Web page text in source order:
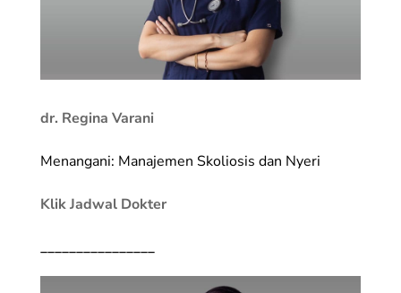
dr. Regina Varani
Menangani: Manajemen Skoliosis dan Nyeri
Klik Jadwal Dokter
________________